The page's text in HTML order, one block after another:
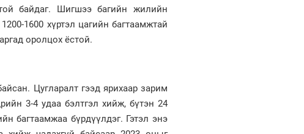
байдаг. Шигшээ багийн жилийн
1600 хүртэл цагийн багтаамжтай
оролцох ёстой.
Цугларалт гээд ярихаар зарим
3-4 удаа бэлтгэл хийж, бүтэн 24
багтаамжаа бүрдүүлдэг. Гэтэл энэ